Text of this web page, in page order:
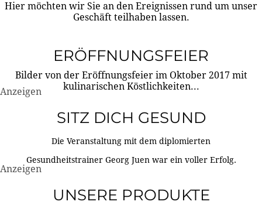
Hier möchten wir Sie an den Ereignissen rund um unser
Geschäft teilhaben lassen.
ERÖFFNUNGSFEIER
Bilder von der Eröffnungsfeier im Oktober 2017 mit
kulinarischen Köstlichkeiten...
Anzeigen
SITZ DICH GESUND
Die Veranstaltung mit dem diplomierten
Gesundheitstrainer Georg Juen war ein voller Erfolg.
Anzeigen
UNSERE PRODUKTE